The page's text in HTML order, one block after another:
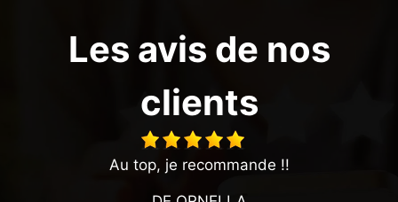
Les avis de nos
clients
Au top, je recommande !!